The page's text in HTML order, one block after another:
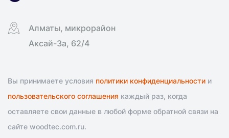
Алматы, микрорайон
Аксай-3а, 62/4
Вы принимаете условия политики конфиденциальности и
пользовательского соглашения каждый раз, когда
оставляете свои данные в любой форме обратной связи на
сайте woodtec.com.ru.